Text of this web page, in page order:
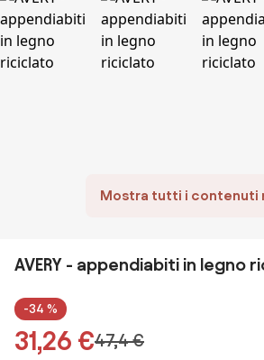
Mostra tutti i contenuti
AVERY - appendiabiti in legno
-34 %
31,26 €47,4 €